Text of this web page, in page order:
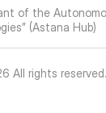
of the
(Astana Hub)
All rights reserved.